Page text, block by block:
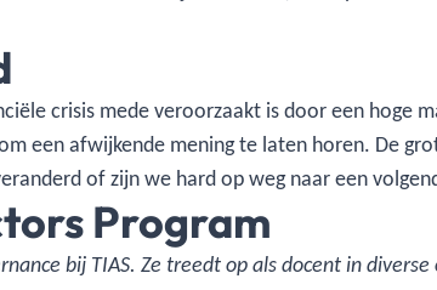
crisis mede veroorzaakt is door een hoge
een afwijkende mening te laten horen. De
of zijn we hard op weg naar een
Program
bij TIAS. Ze treedt op als docent in